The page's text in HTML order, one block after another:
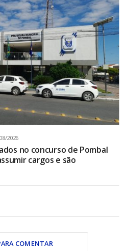
2026
no concurso de Pombal
cargos e são
COMENTAR